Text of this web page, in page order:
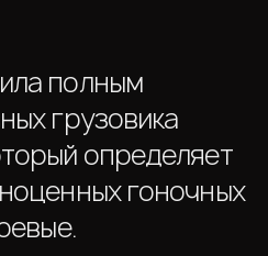
полным
грузовика
определяет
гоночных